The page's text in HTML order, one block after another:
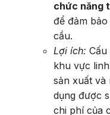
chức năng
để đảm
cầu.
Lợi ích:
khu vực
sản xuất và
dụng được
chi phí của